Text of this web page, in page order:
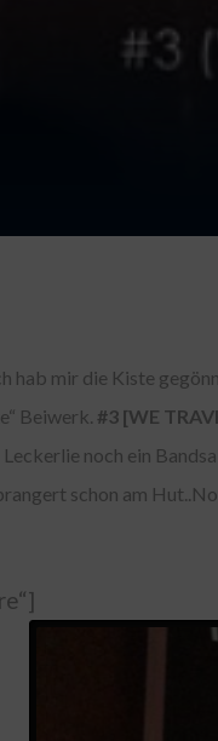
hab mir die Kiste
Beiwerk. #3 [WE
noch ein
schon am